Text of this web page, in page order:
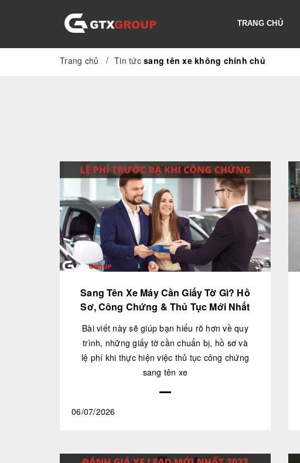
TRANG CHỦ
Trang chủ / Tin tức sang tên xe không chính chủ
Sang Tên Xe Máy Cần Giấy Tờ Gì? Hồ
Sơ, Công Chứng & Thủ Tục Mới Nhất
Bài viết này sẽ giúp bạn hiểu rõ hơn về quy
trình, những giấy tờ cần chuẩn bị, hồ sơ và
lệ phí khi thực hiện việc thủ tục công chứng
sang tên xe
06/07/2026